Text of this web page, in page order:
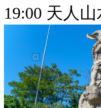
19:00 天人